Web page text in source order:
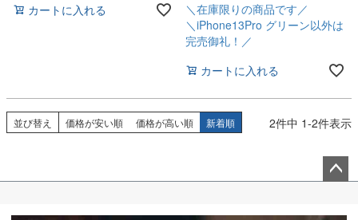
カートに入れる
＼在庫限りの商品です／
＼iPhone13Pro グリーン以外は
完売御礼！／
カートに入れる
並び替え 価格が安い順 価格が高い順 新着順 2件中 1-2件表示